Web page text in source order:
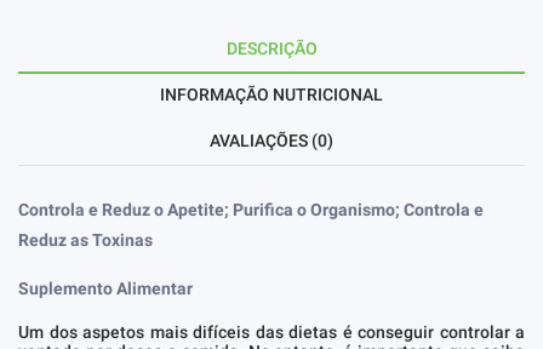
DESCRIÇÃO
INFORMAÇÃO NUTRICIONAL
AVALIAÇÕES (0)
Controla e Reduz o Apetite; Purifica o Organismo; Controla e
Reduz as Toxinas
Suplemento Alimentar
Um dos aspetos mais difíceis das dietas é conseguir controlar a